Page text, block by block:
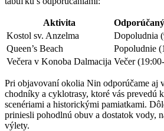
Aktivita
Kostol sv. Anzelma
Dopoludnia
Queen’s Beach
Popoludnie
Večera v Konoba Dalmacija Večer
Pri objavovaní okolia Nin odporúčame aj
chodníky a cyklotrasy, ktoré vás prevedú
scenériami a historickými pamiatkami.
priniesli pohodlnú obuv a dostatok vody,
výlety.